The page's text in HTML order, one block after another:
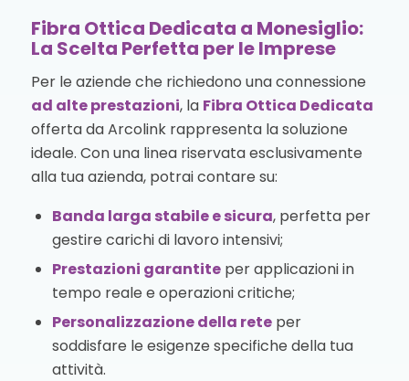
Fibra Ottica Dedicata a Monesiglio:
La Scelta Perfetta per le Imprese
Per le aziende che richiedono una connessione
ad alte prestazioni, la Fibra Ottica Dedicata
offerta da Arcolink rappresenta la soluzione
ideale. Con una linea riservata esclusivamente
alla tua azienda, potrai contare su:
Banda larga stabile e sicura, perfetta per
gestire carichi di lavoro intensivi;
Prestazioni garantiteper applicazioni in
tempo reale e operazioni critiche;
Personalizzazione della reteper
soddisfare le esigenze specifiche della tua
attività.